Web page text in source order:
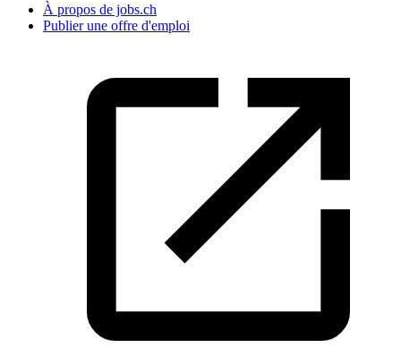
À propos de jobs.ch
Publier une offre d'emploi